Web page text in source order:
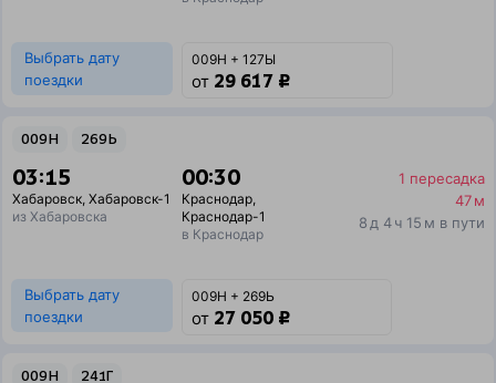
Выбрать дату
поездки
009Н + 127Ы
от 29 617 ₽
009Н 269Ь
03:15
Хабаровск, Хабаровск-1
из Хабаровска
00:30
Краснодар,
Краснодар-1
в Краснодар
1 пересадка
47 м
8 д 4 ч 15 м в пути
Выбрать дату
поездки
009Н + 269Ь
от 27 050 ₽
009Н 241Г